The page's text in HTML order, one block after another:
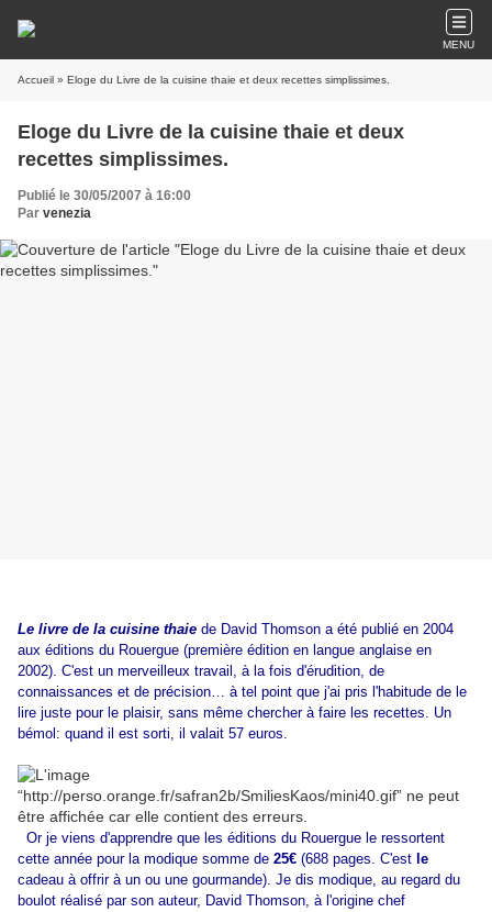
MENU
Accueil » Eloge du Livre de la cuisine thaie et deux recettes simplissimes.
Eloge du Livre de la cuisine thaie et deux
recettes simplissimes.
Publié le 30/05/2007 à 16:00
Par venezia
Le livre de la cuisine thaie de David Thomson a été publié en 2004
aux éditions du Rouergue (première édition en langue anglaise en
2002). C'est un merveilleux travail, à la fois d'érudition, de
connaissances et de précision… à tel point que j'ai pris l'habitude de le
lire juste pour le plaisir, sans même chercher à faire les recettes. Un
bémol: quand il est sorti, il valait 57 euros.
Or je viens d'apprendre que les éditions du Rouergue le ressortent
cette année pour la modique somme de 25€ (688 pages. C'est le
cadeau à offrir à un ou une gourmande). Je dis modique, au regard du
boulot réalisé par son auteur, David Thomson, à l'origine chef